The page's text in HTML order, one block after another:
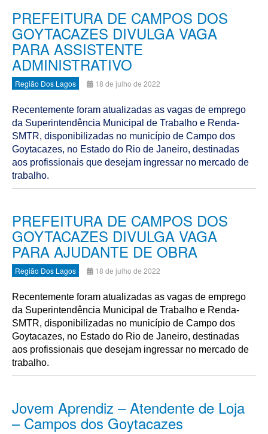
PREFEITURA DE CAMPOS DOS
GOYTACAZES DIVULGA VAGA
PARA ASSISTENTE
ADMINISTRATIVO
Região Dos Lagos 18 de julho de 2022
Recentemente foram atualizadas as vagas de emprego
da Superintendência Municipal de Trabalho e Renda-
SMTR, disponibilizadas no município de Campo dos
Goytacazes, no Estado do Rio de Janeiro, destinadas
aos profissionais que desejam ingressar no mercado de
trabalho.
PREFEITURA DE CAMPOS DOS
GOYTACAZES DIVULGA VAGA
PARA AJUDANTE DE OBRA
Região Dos Lagos 18 de julho de 2022
Recentemente foram atualizadas as vagas de emprego
da Superintendência Municipal de Trabalho e Renda-
SMTR, disponibilizadas no município de Campo dos
Goytacazes, no Estado do Rio de Janeiro, destinadas
aos profissionais que desejam ingressar no mercado de
trabalho.
Jovem Aprendiz – Atendente de Loja
– Campos dos Goytacazes